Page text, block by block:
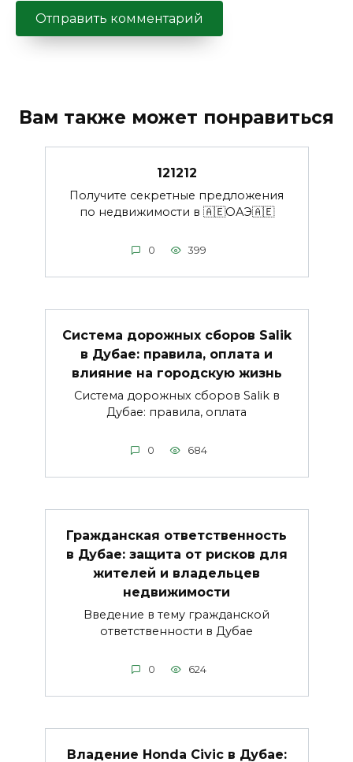
Вам также может понравиться
121212
Получите секретные предложения
по недвижимости в 🇦🇪ОАЭ🇦🇪
0 399
Система дорожных сборов Salik
в Дубае: правила, оплата и
влияние на городскую жизнь
Система дорожных сборов Salik в
Дубае: правила, оплата
0 684
Гражданская ответственность
в Дубае: защита от рисков для
жителей и владельцев
недвижимости
Введение в тему гражданской
ответственности в Дубае
0 624
Владение Honda Civic в Дубае: